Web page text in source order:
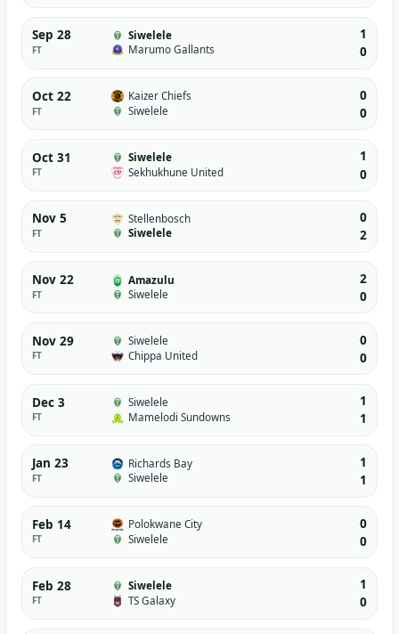
Sep 28
FT
Siwelele
Marumo Gallants
1
0
Oct 22
FT
Kaizer Chiefs
Siwelele
0
0
Oct 31
FT
Siwelele
Sekhukhune United
1
0
Nov 5
FT
Stellenbosch
Siwelele
0
2
Nov 22
FT
Amazulu
Siwelele
2
0
Nov 29
FT
Siwelele
Chippa United
0
0
Dec 3
FT
Siwelele
Mamelodi Sundowns
1
1
Jan 23
FT
Richards Bay
Siwelele
1
1
Feb 14
FT
Polokwane City
Siwelele
0
0
Feb 28
FT
Siwelele
TS Galaxy
1
0